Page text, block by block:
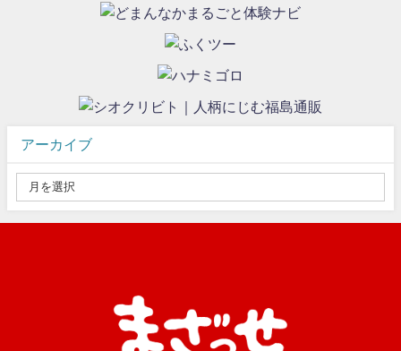
アーカイブ